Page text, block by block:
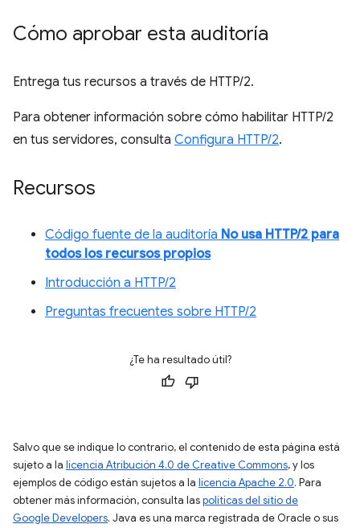
Cómo aprobar esta auditoría
Entrega tus recursos a través de HTTP/2.
Para obtener información sobre cómo habilitar HTTP/2
en tus servidores, consulta Configura HTTP/2.
Recursos
Código fuente de la auditoría No usa HTTP/2 para
todos los recursos propios
Introducción a HTTP/2
Preguntas frecuentes sobre HTTP/2
¿Te ha resultado útil?
Salvo que se indique lo contrario, el contenido de esta página está
sujeto a la licencia Atribución 4.0 de Creative Commons, y los
ejemplos de código están sujetos a la licencia Apache 2.0. Para
obtener más información, consulta laspolíticas del sitio de
Google Developers. Java es una marca registrada de Oracle o sus